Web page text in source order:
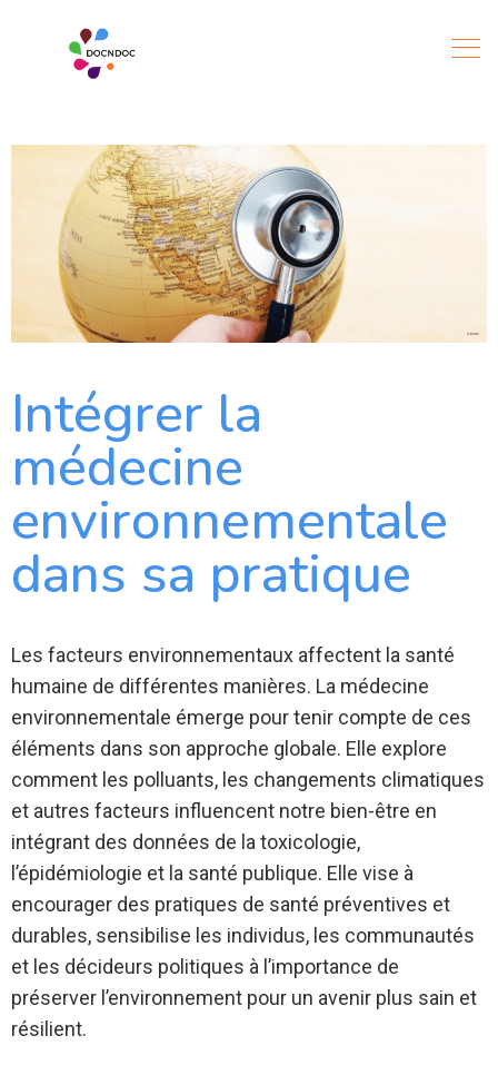
Intégrer la
médecine
environnementale
dans sa pratique
Les facteurs environnementaux affectent la santé
humaine de différentes manières. La médecine
environnementale émerge pour tenir compte de ces
éléments dans son approche globale. Elle explore
comment les polluants, les changements climatiques
et autres facteurs influencent notre bien-être en
intégrant des données de la toxicologie,
l’épidémiologie et la santé publique. Elle vise à
encourager des pratiques de santé préventives et
durables, sensibilise les individus, les communautés
et les décideurs politiques à l’importance de
préserver l’environnement pour un avenir plus sain et
résilient.